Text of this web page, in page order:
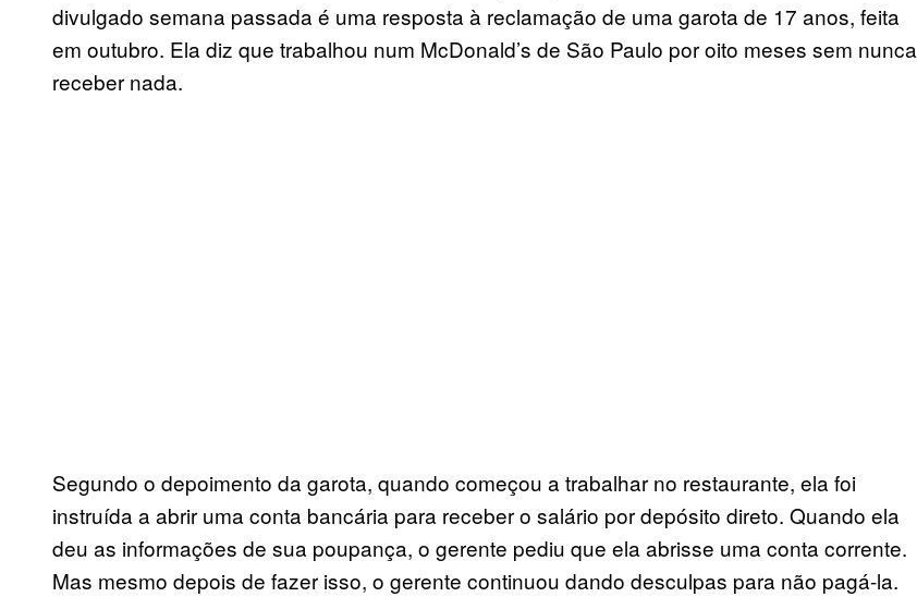
divulgado semana passada é uma resposta à reclamação de uma garota de 17 anos, feita
em outubro. Ela diz que trabalhou num McDonald’s de São Paulo por oito meses sem nunca
receber nada.
Segundo o depoimento da garota, quando começou a trabalhar no restaurante, ela foi
instruída a abrir uma conta bancária para receber o salário por depósito direto. Quando ela
deu as informações de sua poupança, o gerente pediu que ela abrisse uma conta corrente.
Mas mesmo depois de fazer isso, o gerente continuou dando desculpas para não pagá-la.